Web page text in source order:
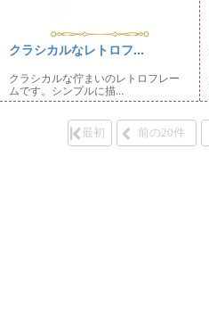
クラシカルなレトロフ...
クラシカルな佇まいのレトロフレー
ムです。シンプルに描...
最初 前の20件